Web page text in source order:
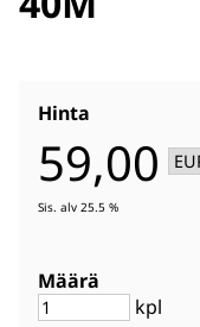
Hinta
59,00
Sis. alv 25.5 %
Määrä
kpl